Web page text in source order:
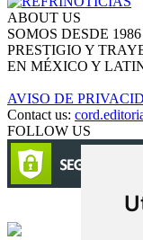
ABOUT US
SOMOS DESDE
PRESTIGIO Y
EN MÉXICO Y
AVISO DE
Contact us:
FOLLOW US
Circulación